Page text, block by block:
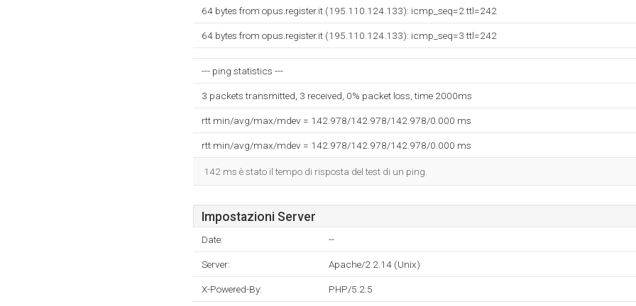
64 bytes from opus.register.it (195.110.124.133): icmp_seq=2 ttl=242
64 bytes from opus.register.it (195.110.124.133): icmp_seq=3 ttl=242
--- ping statistics ---
3 packets transmitted, 3 received, 0% packet loss, time 2000ms
rtt min/avg/max/mdev = 142.978/142.978/142.978/0.000 ms
rtt min/avg/max/mdev = 142.978/142.978/142.978/0.000 ms
142 ms è stato il tempo di risposta del test di un ping.
Impostazioni Server
Date: --
Server: Apache/2.2.14 (Unix)
X-Powered-By: PHP/5.2.5